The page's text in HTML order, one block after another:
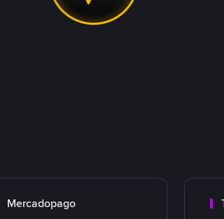
Mercadopago